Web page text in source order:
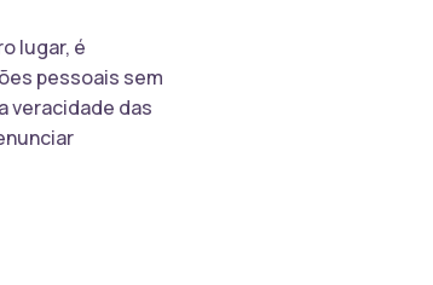
lugar, é
pessoais sem
veracidade das